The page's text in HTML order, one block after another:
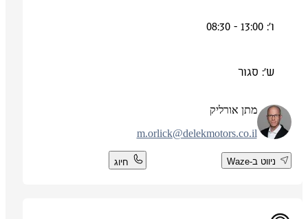
ש': סגור
מתן אורליק
m.orlick@delekmotors.co.il
ניווט ב-Waze חיוג